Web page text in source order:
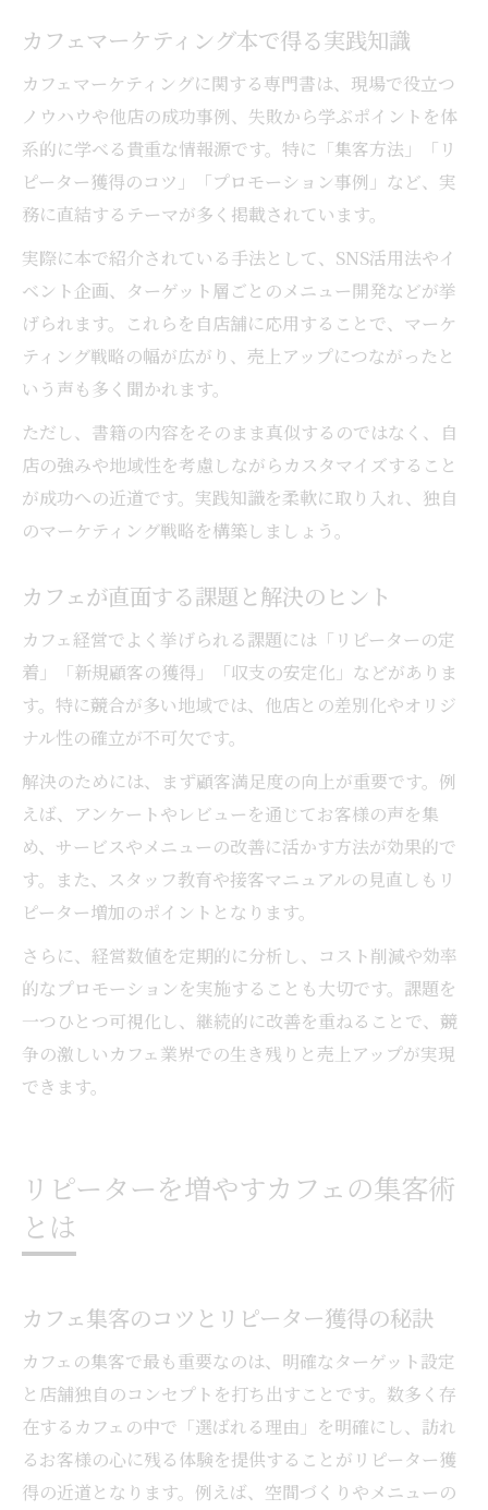
カフェマーケティング本で得る実践知識
カフェマーケティングに関する専門書は、現場で役立つ
ノウハウや他店の成功事例、失敗から学ぶポイントを体
系的に学べる貴重な情報源です。特に「集客方法」「リ
ピーター獲得のコツ」「プロモーション事例」など、実
務に直結するテーマが多く掲載されています。
実際に本で紹介されている手法として、SNS活用法やイ
ベント企画、ターゲット層ごとのメニュー開発などが挙
げられます。これらを自店舗に応用することで、マーケ
ティング戦略の幅が広がり、売上アップにつながったと
いう声も多く聞かれます。
ただし、書籍の内容をそのまま真似するのではなく、自
店の強みや地域性を考慮しながらカスタマイズすること
が成功への近道です。実践知識を柔軟に取り入れ、独自
のマーケティング戦略を構築しましょう。
カフェが直面する課題と解決のヒント
カフェ経営でよく挙げられる課題には「リピーターの定
着」「新規顧客の獲得」「収支の安定化」などがありま
す。特に競合が多い地域では、他店との差別化やオリジ
ナル性の確立が不可欠です。
解決のためには、まず顧客満足度の向上が重要です。例
えば、アンケートやレビューを通じてお客様の声を集
め、サービスやメニューの改善に活かす方法が効果的で
す。また、スタッフ教育や接客マニュアルの見直しもリ
ピーター増加のポイントとなります。
さらに、経営数値を定期的に分析し、コスト削減や効率
的なプロモーションを実施することも大切です。課題を
一つひとつ可視化し、継続的に改善を重ねることで、競
争の激しいカフェ業界での生き残りと売上アップが実現
できます。
リピーターを増やすカフェの集客術
とは
カフェ集客のコツとリピーター獲得の秘訣
カフェの集客で最も重要なのは、明確なターゲット設定
と店舗独自のコンセプトを打ち出すことです。数多く存
在するカフェの中で「選ばれる理由」を明確にし、訪れ
るお客様の心に残る体験を提供することがリピーター獲
得の近道となります。例えば、空間づくりやメニューの